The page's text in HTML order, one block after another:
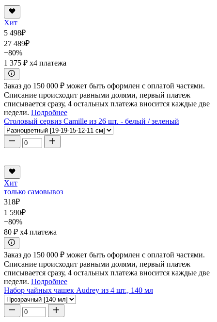
Хит
5 498₽
27 489₽
−80%
1 375 ₽ x4 платежа
Заказ до 150 000 ₽ может быть оформлен с оплатой частями.
Списание происходит равными долями, первый платеж
списывается сразу, 4 остальных платежа вносится каждые две
недели. Подробнее
Столовый сервиз Camille из 26 шт. - белый / зеленый
Хит
только самовывоз
318₽
1 590₽
−80%
80 ₽ x4 платежа
Заказ до 150 000 ₽ может быть оформлен с оплатой частями.
Списание происходит равными долями, первый платеж
списывается сразу, 4 остальных платежа вносится каждые две
недели. Подробнее
Набор чайных чашек Audrey из 4 шт., 140 мл